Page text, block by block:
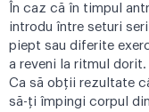
În caz că în timpul
introdu între seturi
piept sau diferite
a reveni la ritmul dorit.
Ca să obţii rezultate
să-ţi împingi corpul